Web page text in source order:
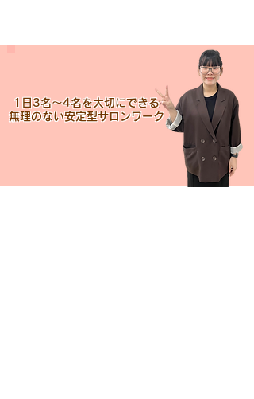
1日3名～4名を大切にできる
​無理のない安定型サロンワーク